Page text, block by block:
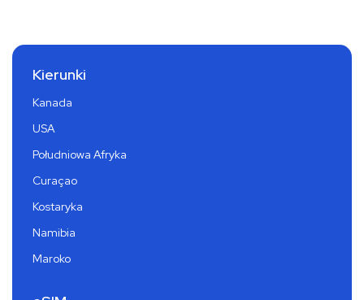
Kierunki
Kanada
USA
Południowa Afryka
Curaçao
Kostaryka
Namibia
Maroko